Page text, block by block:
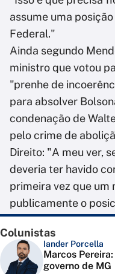
assume uma
Federal."
Ainda segundo
ministro que votou
"prenhe de
para absolver
condenação de
pelo crime de
Direito: "A meu ver,
deveria ter havido
primeira vez que um
publicamente o
Colunistas
Iander Porcella
Marcos
governo de MG